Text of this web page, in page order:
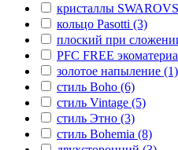
кристаллы
кольцо Pasotti (3)
плоский при
PFC FREE
золотое напыление (1)
стиль Boho (6)
стиль Vintage (5)
стиль Этно (3)
стиль Bohemia (8)